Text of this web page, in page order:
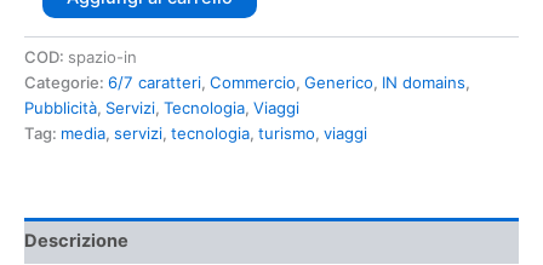
COD: spazio-in
Categorie: 6/7 caratteri, Commercio, Generico, IN domains,
Pubblicità, Servizi, Tecnologia, Viaggi
Tag: media, servizi, tecnologia, turismo, viaggi
Descrizione